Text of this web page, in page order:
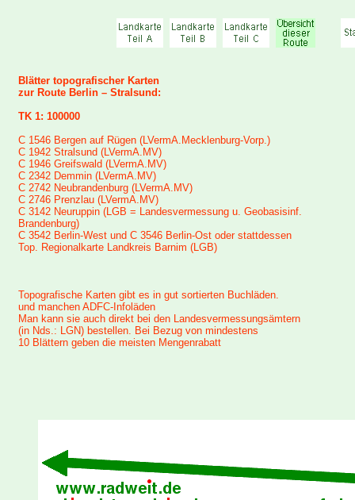
Blätter topografischer Karten
zur Route Berlin – Stralsund:
TK 1: 100000
C 1546 Bergen auf Rügen (LVermA.Mecklenburg-Vorp.)
C 1942 Stralsund (LVermA.MV)
C 1946 Greifswald (LVermA.MV)
C 2342 Demmin (LVermA.MV)
C 2742 Neubrandenburg (LVermA.MV)
C 2746 Prenzlau (LVermA.MV)
C 3142 Neuruppin (LGB = Landesvermessung u. Geobasisinf.
Brandenburg)
C 3542 Berlin-West und C 3546 Berlin-Ost oder stattdessen
Top. Regionalkarte Landkreis Barnim (LGB)
Topografische Karten gibt es in gut sortierten Buchläden.
und manchen ADFC-Infoläden
Man kann sie auch direkt bei den Landesvermessungsämtern
(in Nds.: LGN) bestellen. Bei Bezug von mindestens
10 Blättern geben die meisten Mengenrabatt